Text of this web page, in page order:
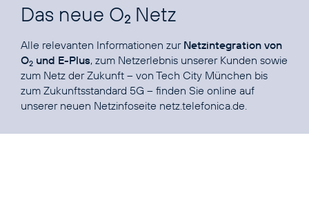
Das neue O2 Netz
Alle relevanten Informationen zur Netzintegration von
O2 und E-Plus, zum Netzerlebnis unserer Kunden sowie
zum Netz der Zukunft – von Tech City München bis
zum Zukunftsstandard 5G – finden Sie online auf
unserer neuen Netzinfoseite netz.telefonica.de